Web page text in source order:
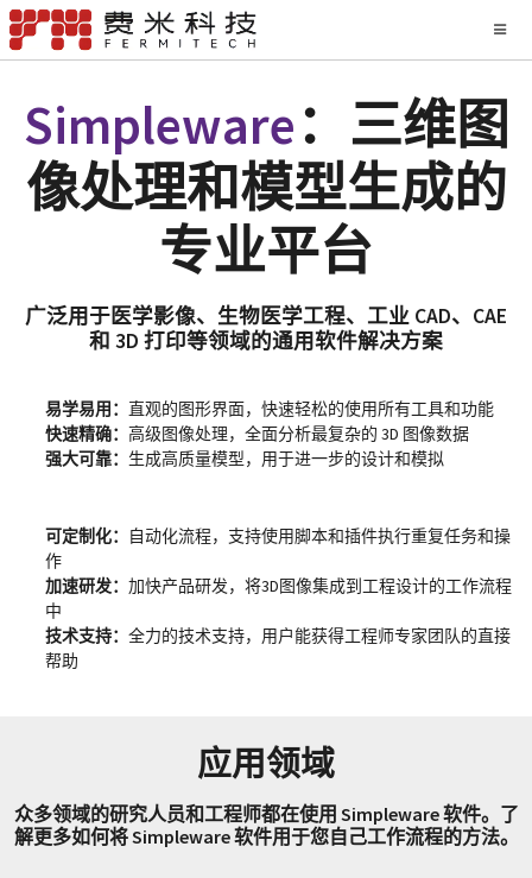
Simpleware：三维图
像处理和模型生成的
专业平台
广泛用于医学影像、生物医学工程、工业 CAD、CAE
和 3D 打印等领域的通用软件解决方案
易学易用： 直观的图形界面，快速轻松的使用所有工具和功能
快速精确： 高级图像处理，全面分析最复杂的 3D 图像数据
强大可靠： 生成高质量模型，用于进一步的设计和模拟
可定制化：
自动化流程，支持使用脚本和插件执行重复任务和操
作
加速研发： 加快产品研发，将3D图像集成到工程设计的工作流程
中
技术支持： 全力的技术支持，用户能获得工程师专家团队的直接
帮助
应用领域
众多领域的研究人员和工程师都在使用 Simpleware 软件。了
解更多如何将 Simpleware 软件用于您自己工作流程的方法。